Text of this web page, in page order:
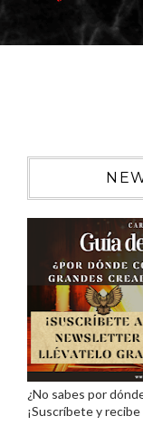
¿No sabes por
¡Suscríbete y